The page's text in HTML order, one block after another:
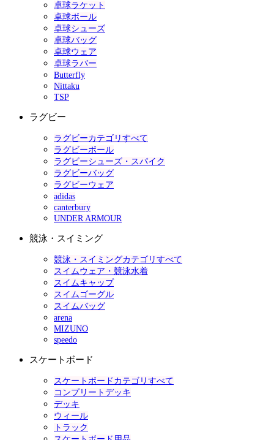
卓球ラケット
卓球ボール
卓球シューズ
卓球バッグ
卓球ウェア
卓球ラバー
Butterfly
Nittaku
TSP
ラグビー
ラグビーカテゴリすべて
ラグビーボール
ラグビーシューズ・スパイク
ラグビーバッグ
ラグビーウェア
adidas
canterbury
UNDER ARMOUR
競泳・スイミング
競泳・スイミングカテゴリすべて
スイムウェア・競泳水着
スイムキャップ
スイムゴーグル
スイムバッグ
arena
MIZUNO
speedo
スケートボード
スケートボードカテゴリすべて
コンプリートデッキ
デッキ
ウィール
トラック